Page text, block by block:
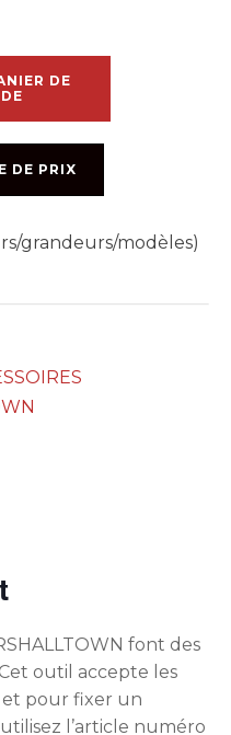
DE
DE PRIX
grandeurs/modèles)
font des
outil accepte les
et pour fixer un
l’article numéro